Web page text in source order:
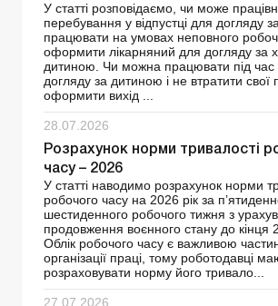
У статті розповідаємо, чи може
перебування у відпустці для догляду
працювати на умовах неповного
оформити лікарняний для догляду за
дитиною. Чи можна працювати під час
догляду за дитиною і не втратити свої
оформити вихід ...
28.07.2026
Розрахунок норми тривалості
часу – 2026
У статті наводимо розрахунок норми
робочого часу на 2026 рік за
шестиденного робочого тижня з
продовження воєнного стану до кінця
Облік робочого часу є важливою
організації праці, тому роботодавці
розраховувати норму його тривало...
27.07.2026